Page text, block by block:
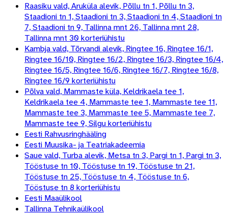
Raasiku vald, Aruküla alevik, Põllu tn 1, Põllu tn 3,
Staadioni tn 1, Staadioni tn 3, Staadioni tn 4, Staadioni tn
7, Staadioni tn 9, Tallinna mnt 26, Tallinna mnt 28,
Tallinna mnt 30 korteriühistu
Kambja vald, Tõrvandi alevik, Ringtee 16, Ringtee 16/1,
Ringtee 16/10, Ringtee 16/2, Ringtee 16/3, Ringtee 16/4,
Ringtee 16/5, Ringtee 16/6, Ringtee 16/7, Ringtee 16/8,
Ringtee 16/9 korteriühistu
Põlva vald, Mammaste küla, Keldrikaela tee 1,
Keldrikaela tee 4, Mammaste tee 1, Mammaste tee 11,
Mammaste tee 3, Mammaste tee 5, Mammaste tee 7,
Mammaste tee 9, Silgu korteriühistu
Eesti Rahvusringhääling
Eesti Muusika- ja Teatriakadeemia
Saue vald, Turba alevik, Metsa tn 3, Pargi tn 1, Pargi tn 3,
Tööstuse tn 10, Tööstuse tn 19, Tööstuse tn 21,
Tööstuse tn 25, Tööstuse tn 4, Tööstuse tn 6,
Tööstuse tn 8 korteriühistu
Eesti Maaülikool
Tallinna Tehnikaülikool